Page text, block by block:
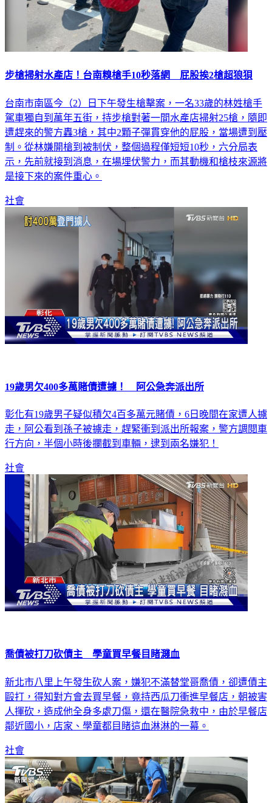
步槍掃射水產店！台南糗槍手10秒落網 屁股挨2槍超狼狽
台南市南區今（2）日下午發生槍擊案，一名33歲的林姓槍手
駕車獨自到萬年五街，持步槍對著一間水產店掃射25槍，隨即
遭趕來的警方轟3槍，其中2顆子彈貫穿他的屁股，當場遭到壓
制。從林嫌開槍到被制伏，整個過程僅短短10秒，六分局表
示，先前就接到消息，在場埋伏警力，而其動機和槍枝來源將
是接下來的案件重心。
社會
19歲男欠400多萬賭債遭擄！ 阿公急奔派出所
彰化有19歲男子疑似積欠4百多萬元賭債，6日晚間在家遭人擄
走，阿公看到孫子被擄走，趕緊衝到派出所報案，警方調閱車
行方向，半個小時後攔截到車輛，逮到兩名嫌犯！
社會
喬債被打刀砍債主 學童買早餐目睹濺血
新北市八里上午發生砍人案，嫌犯不滿替堂哥喬債，卻遭債主
毆打，得知對方會去買早餐，竟持西瓜刀衝進早餐店，朝被害
人揮砍，造成他全身多處刀傷，還在醫院急救中，由於早餐店
鄰近國小，店家、學童都目睹這血淋淋的一幕。
社會